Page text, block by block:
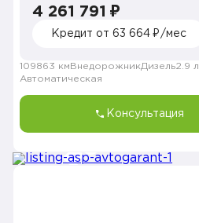
4 261 791 ₽
Кредит от 63 664 ₽/мес
109863 км ВнедорожникДизель2.9 л.
Автоматическая
Консультация